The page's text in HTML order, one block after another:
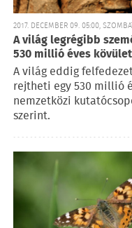
2017. DECEMBER 09. 05:00,
A világ legrégibb
530 millió éves
A világ eddig
rejtheti egy 530 millió
nemzetközi
szerint.